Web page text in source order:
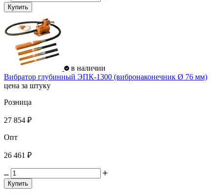
Купить
в наличии
Вибратор глубинный ЭПК-1300 (вибронаконечник Ø 76 мм)
цена за штуку
Розница
27 854 ₽
Опт
26 461 ₽
Купить